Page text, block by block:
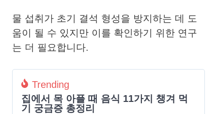
물 섭취가 초기 결석 형성을 방지하는 데 도
움이 될 수 있지만 이를 확인하기 위한 연구
는 더 필요합니다.
Trending
집에서 목 아플 때 음식 11가지 챙겨 먹
기 궁금증 총정리